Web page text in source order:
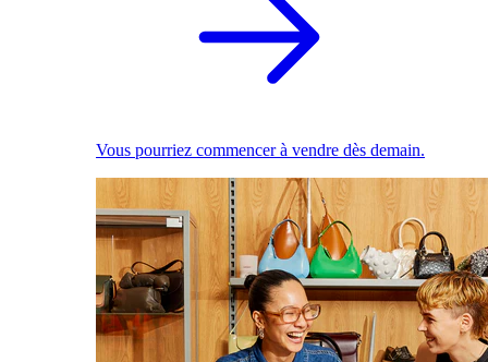
Vous pourriez commencer à vendre dès demain.